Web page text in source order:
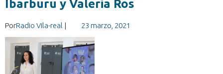
Ibarburu y Valeria Ros
PorRadio Vila-real | 23 marzo, 2021